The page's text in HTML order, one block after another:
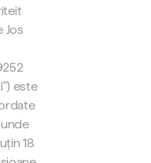
Jos
este
18